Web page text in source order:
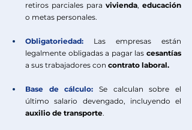
retiros parciales para vivienda, educación
o metas personales.
Obligatoriedad:
Las empresas están
legalmente obligadas a pagar las cesantías
a sus trabajadores con contrato laboral.
Base de cálculo:
Se calculan sobre el
auxilio de transporte.